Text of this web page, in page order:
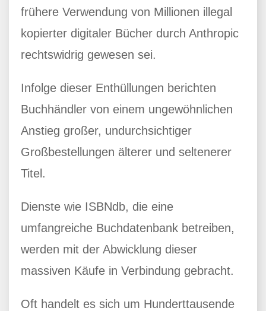
frühere Verwendung von Millionen illegal
kopierter digitaler Bücher durch Anthropic
rechtswidrig gewesen sei.
Infolge dieser Enthüllungen berichten
Buchhändler von einem ungewöhnlichen
Anstieg großer, undurchsichtiger
Großbestellungen älterer und seltenerer
Titel.
Dienste wie ISBNdb, die eine
umfangreiche Buchdatenbank betreiben,
werden mit der Abwicklung dieser
massiven Käufe in Verbindung gebracht.
Oft handelt es sich um Hunderttausende